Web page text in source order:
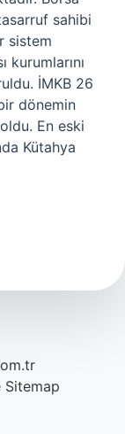
sahibi
sistem
kurumlarını
İMKB 26
dönemin
En eski
Kütahya
Sitemap